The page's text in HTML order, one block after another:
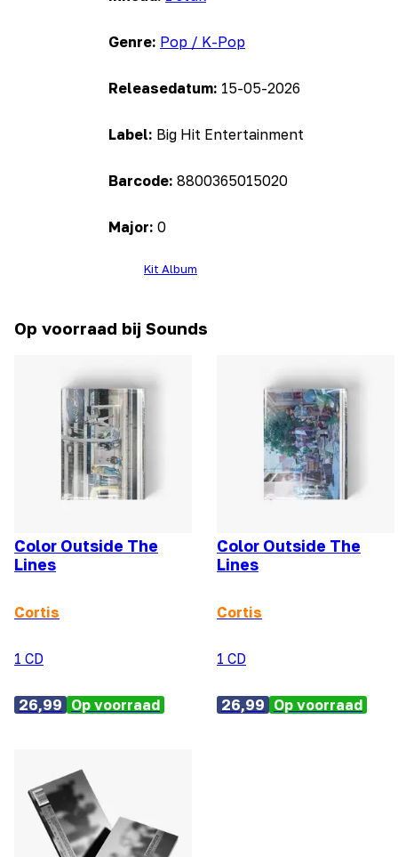
Genre: Pop / K-Pop
Releasedatum: 15-05-2026
Label: Big Hit Entertainment
Barcode: 8800365015020
Major: 0
Kit Album
Op voorraad bij Sounds
Color Outside The
Lines
Cortis
1 CD
26,99 Op voorraad
Color Outside The
Lines
Cortis
1 CD
26,99 Op voorraad